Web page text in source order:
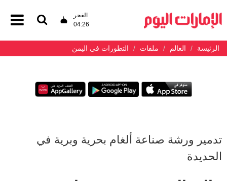
الفجر
04:26
الرئيسة العالم ملفات التطورات في اليمن
تدمير ورشة صناعة ألغام بحرية وبرية في
الحديدة